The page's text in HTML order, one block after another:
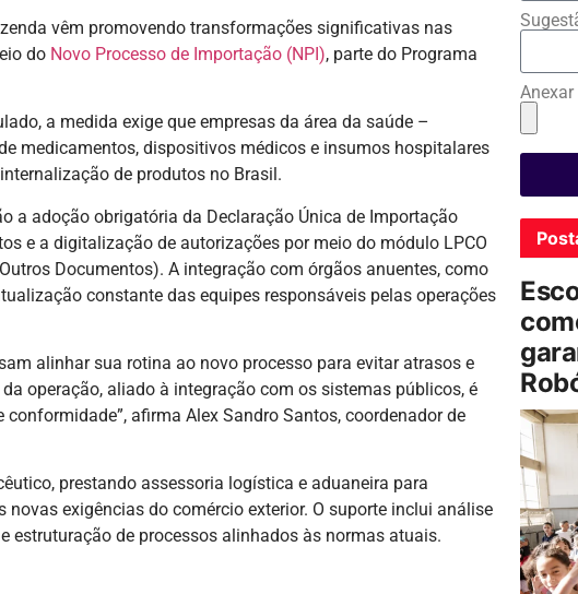
vêm promovendo transformações significativas nas
do Novo Processo de Importação (NPI), parte do Programa
a medida exige que empresas da área da saúde –
medicamentos, dispositivos médicos e insumos hospitalares
de produtos no Brasil.
a adoção obrigatória da Declaração Única de Importação
e a digitalização de autorizações por meio do módulo LPCO
Documentos). A integração com órgãos anuentes, como
constante das equipes responsáveis pelas operações
alinhar sua rotina ao novo processo para evitar atrasos e
operação, aliado à integração com os sistemas públicos, é
afirma Alex Sandro Santos, coordenador de
prestando assessoria logística e aduaneira para
novas exigências do comércio exterior. O suporte inclui análise
estruturação de processos alinhados às normas atuais.